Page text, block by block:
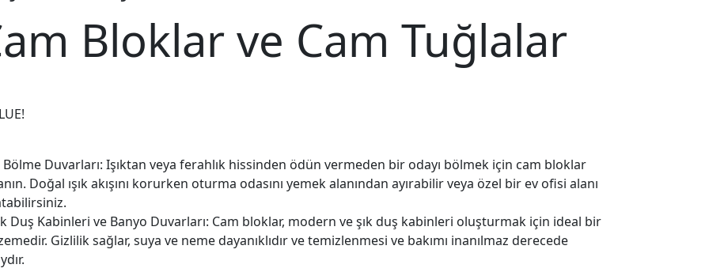
Bloklar ve Cam Tuğlalar
Duvarları: Işıktan veya ferahlık hissinden ödün vermeden bir odayı bölmek için cam bloklar
Doğal ışık akışını korurken oturma odasını yemek alanından ayırabilir veya özel bir ev ofisi alanı
Duş Kabinleri ve Banyo Duvarları: Cam bloklar, modern ve şık duş kabinleri oluşturmak için ideal bir
Gizlilik sağlar, suya ve neme dayanıklıdır ve temizlenmesi ve bakımı inanılmaz derecede